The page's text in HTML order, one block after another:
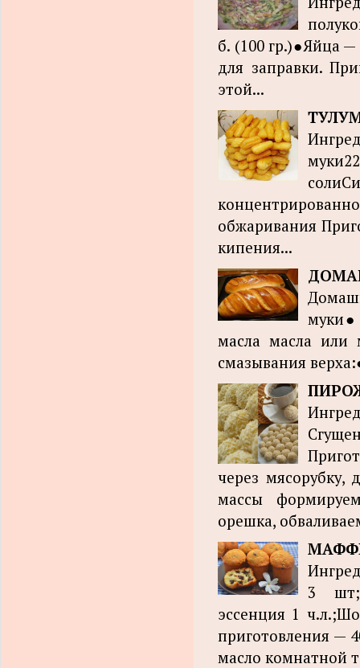
б. (100 гр.)●Яйца
для заправки.
этой...
обжаривания
кипения...
муки●
масла масла
смазывания
через мясорубку,
массы
орешка,
3
эссенция 1
приготовления —
масло комнатной